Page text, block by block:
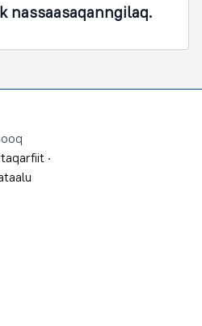
nassaasaqanngilaq.
·